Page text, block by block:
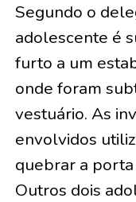
Segundo o
adolescente é
furto a um
onde foram
vestuário. As
envolvidos
quebrar a
Outros dois